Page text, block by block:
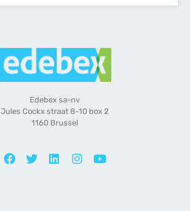
Edebex sa-nv
Jules Cockx straat 8-10 box 2
1160 Brussel